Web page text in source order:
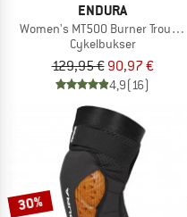
ENDURA
Women's MT500 Burner Trousers
Cykelbukser
129,95 € 90,97 €
4,9(16)
30%